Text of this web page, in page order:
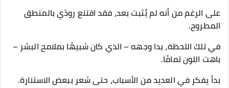
على الرغم من أنه لم يُثبت بعد، فقد اقتنع رودّي بالمنطق
المطروح.
في تلك اللحظة، بدا وجهه – الذي كان شبيهًا بملامح البشر –
باهت اللون تمامًا.
بدأ يفكر في العديد من الأسباب، حتى شعر ببعض الاستنارة.